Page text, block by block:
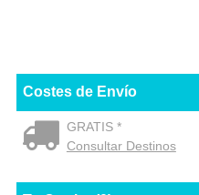
Costes de Envío
GRATIS *
Consultar Destinos